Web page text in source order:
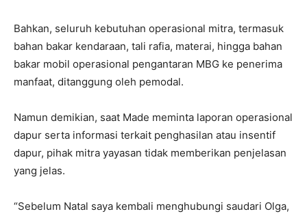
Bahkan, seluruh kebutuhan operasional mitra, termasuk
bahan bakar kendaraan, tali rafia, materai, hingga bahan
bakar mobil operasional pengantaran MBG ke penerima
manfaat, ditanggung oleh pemodal.
Namun demikian, saat Made meminta laporan operasional
dapur serta informasi terkait penghasilan atau insentif
dapur, pihak mitra yayasan tidak memberikan penjelasan
yang jelas.
“Sebelum Natal saya kembali menghubungi saudari Olga,